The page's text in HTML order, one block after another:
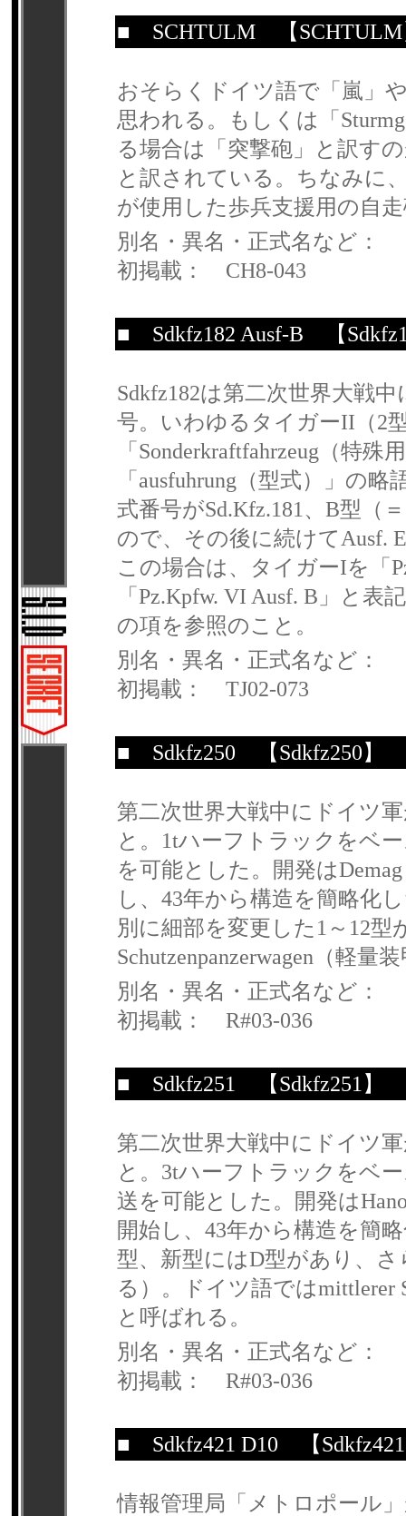
■ SCHTULM 【SCHTULM
おそらくドイツ語で「嵐」
思われる。もしくは「
る場合は「突撃砲」と訳す
と訳されている。ちなみに
が使用した歩兵支援用の自
別名・異名・正式名など：
初掲載： CH8-043
■ Sdkfz182 Ausf-B 【
Sdkfz182は第二次世界大戦
号。いわゆるタイガーII（2
「Sonderkraftfahrzeug（特
「ausfuhrung（型式）」の
式番号がSd.Kfz.181、B型（
ので、その後に続けてAusf.
この場合は、タイガーIを「
「Pz.Kpfw. VI Ausf. B」と
の項を参照のこと。
別名・異名・正式名など：
初掲載： TJ02-073
■ Sdkfz250 【Sdkfz250】
第二次世界大戦中にドイツ
と。1tハーフトラックをベ
を可能とした。開発は
し、43年から構造を簡略化
別に細部を変更した1～12
Schutzenpanzerwagen（軽量
別名・異名・正式名など：
初掲載： R#03-036
■ Sdkfz251 【Sdkfz251】
第二次世界大戦中にドイツ
と。3tハーフトラックをベ
送を可能とした。開発は
開始し、43年から構造を簡
型、新型にはD型があり、
る）。ドイツ語ではmittlerer
と呼ばれる。
別名・異名・正式名など：
初掲載： R#03-036
■ Sdkfz421 D10 【
情報管理局「メトロポール